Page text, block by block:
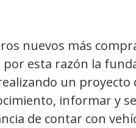
nuevos más
esta razón la
un proyecto
informar y
de contar con